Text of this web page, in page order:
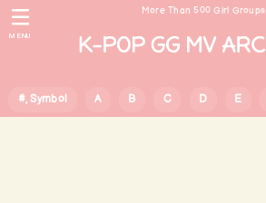
More Than 500 Girl Groups
#, Symbol A B C D E
MENU